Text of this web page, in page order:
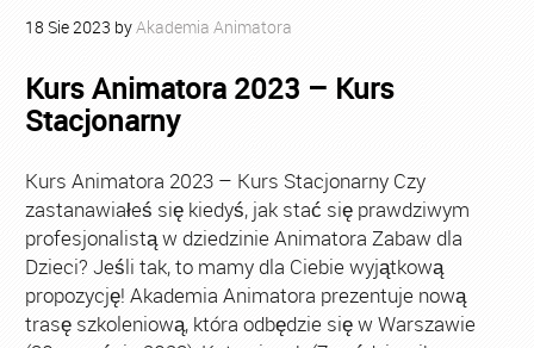
18 Sie2023 byAkademia Animatora
Kurs Animatora 2023 – Kurs
Stacjonarny
Kurs Animatora 2023 – Kurs Stacjonarny Czy
zastanawiałeś się kiedyś, jak stać się prawdziwym
profesjonalistą w dziedzinie Animatora Zabaw dla
Dzieci? Jeśli tak, to mamy dla Ciebie wyjątkową
propozycję! Akademia Animatora prezentuje nową
trasę szkoleniową, która odbędzie się w Warszawie